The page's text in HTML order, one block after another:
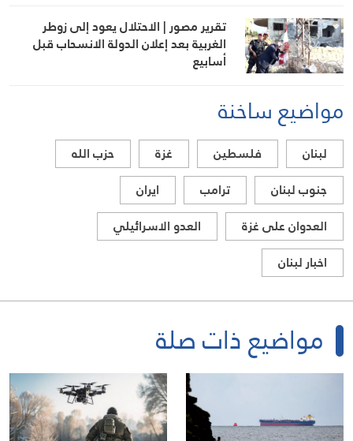
تقرير مصور | الاحتلال يعود إلى زوطر
الغربية بعد إعلان الدولة الانسحاب قبل
أسابيع
مواضيع ساخنة
لبنان فلسطين غزة
حزب الله
جنوب لبنان
ترامب
ايران
العدوان على غزة
العدو الاسرائيلي
اخبار لبنان
مواضيع ذات صلة